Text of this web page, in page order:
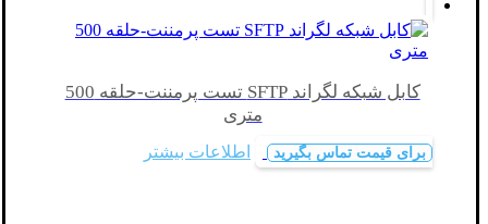
کابل شبکه لگراند SFTP تست پرمننت-حلقه 500
متری
برای قیمت تماس بگیرید اطلاعات بیشتر